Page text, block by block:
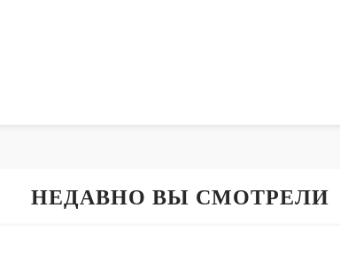
НЕДАВНО ВЫ СМОТРЕЛИ